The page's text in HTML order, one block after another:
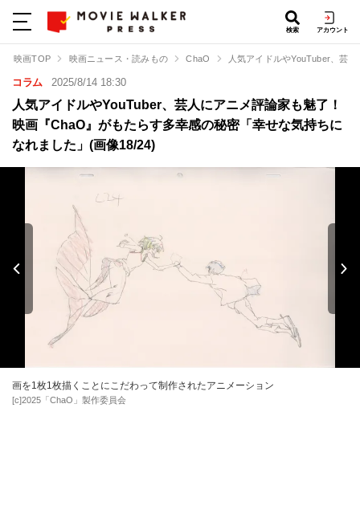
検索 アカウント
映画TOP 映画ニュース・読みもの ChaO 人気アイドルやYouTuber、芸
コラム 2025/8/14 18:30
人気アイドルやYouTuber、芸人にアニメ評論家も魅了！
映画『ChaO』がもたらす多幸感の秘密「幸せな気持ちに
なれました」(画像18/24)
画を1枚1枚描くことにこだわって制作されたアニメーション
[c]2025「ChaO」製作委員会